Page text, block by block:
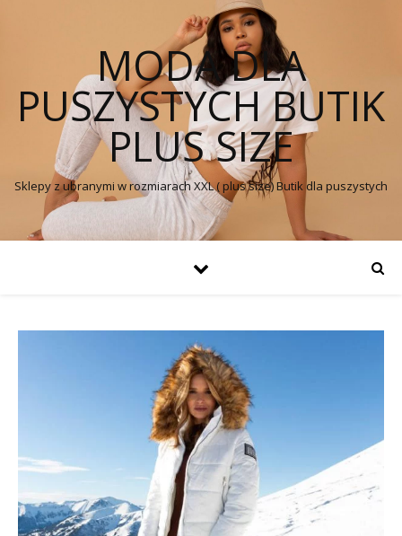
MODA DLA
PUSZYSTYCH BUTIK
PLUS SIZE
Sklepy z ubranymi w rozmiarach XXL ( plus size) Butik dla puszystych